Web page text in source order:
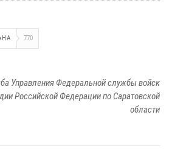
770
Управления Федеральной службы войск
Российской Федерации по Саратовской
области